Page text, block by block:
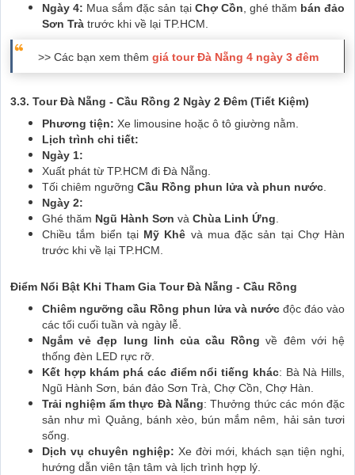
Ngày 4: Mua sắm đặc sản tại Chợ Cồn, ghé thăm bán đảo
Sơn Trà trước khi về lại TP.HCM.
>> Các bạn xem thêm giá tour Đà Nẵng 4 ngày 3 đêm
3.3. Tour Đà Nẵng - Cầu Rồng 2 Ngày 2 Đêm (Tiết Kiệm)
Phương tiện: Xe limousine hoặc ô tô giường nằm.
Lịch trình chi tiết:
Ngày 1:
Xuất phát từ TP.HCM đi Đà Nẵng.
Tối chiêm ngưỡng Cầu Rồng phun lửa và phun nước.
Ngày 2:
Ghé thăm Ngũ Hành Sơn và Chùa Linh Ứng.
Chiều tắm biển tại Mỹ Khê và mua đặc sản tại Chợ Hàn
trước khi về lại TP.HCM.
Điểm Nổi Bật Khi Tham Gia Tour Đà Nẵng - Cầu Rồng
Chiêm ngưỡng cầu Rồng phun lửa và nước độc đáo vào
các tối cuối tuần và ngày lễ.
Ngắm vẻ đẹp lung linh của cầu Rồng về đêm với hệ
thống đèn LED rực rỡ.
Kết hợp khám phá các điểm nổi tiếng khác: Bà Nà Hills,
Ngũ Hành Sơn, bán đảo Sơn Trà, Chợ Cồn, Chợ Hàn.
Trải nghiệm ẩm thực Đà Nẵng: Thưởng thức các món đặc
sản như mì Quảng, bánh xèo, bún mắm nêm, hải sản tươi
sống.
Dịch vụ chuyên nghiệp: Xe đời mới, khách sạn tiện nghi,
hướng dẫn viên tận tâm và lịch trình hợp lý.